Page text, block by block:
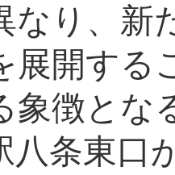
なり、新
展開する
象徴とな
八条東口